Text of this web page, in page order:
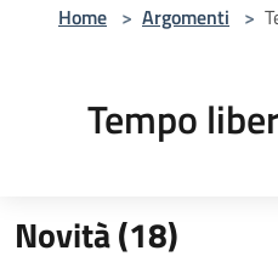
Home > Argomenti >
Tempo
Novità (18)